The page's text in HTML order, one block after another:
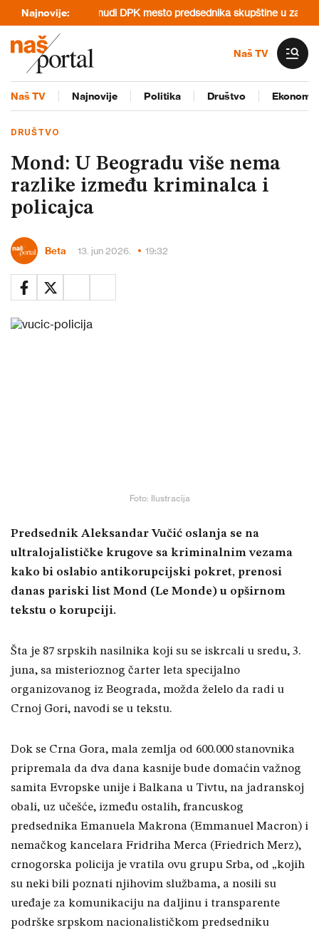
Najnovije:
Kurti nudi DPK mesto predsednika skupštine u zamenu za
Naš TV
Naš TV Najnovije Politika Društvo
DRUŠTVO
Mond: U Beogradu više nema
razlike između kriminalca i
policajca
Beta 13. jun 2026. 19:32
Foto: Ilustracija
Predsednik Aleksandar Vučić oslanja se na
ultralojalističke krugove sa kriminalnim vezama
kako bi oslabio antikorupcijski pokret, prenosi
danas pariski list Mond (Le Monde) u opširnom
tekstu o korupciji.
Šta je 87 srpskih nasilnika koji su se iskrcali u sredu, 3.
juna, sa misterioznog čarter leta specijalno
organizovanog iz Beograda, možda želelo da radi u
Crnoj Gori, navodi se u tekstu.
Dok se Crna Gora, mala zemlja od 600.000 stanovnika
pripremala da dva dana kasnije bude domaćin važnog
samita Evropske unije i Balkana u Tivtu, na jadranskoj
obali, uz učešće, između ostalih, francuskog
predsednika Emanuela Makrona (Emmanuel Macron) i
nemačkog kancelara Fridriha Merca (Friedrich Merz),
crnogorska policija je vratila ovu grupu Srba, od „kojih
su neki bili poznati njihovim službama, a nosili su
uređaje za komunikaciju na daljinu i transparente
podrške srpskom nacionalističkom predsedniku